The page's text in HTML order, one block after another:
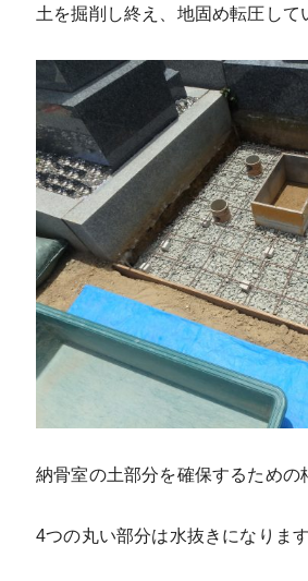
土を掘削し終え、地固め転圧して
納骨室の土部分を確保するための
4つの丸い部分は水抜きになります